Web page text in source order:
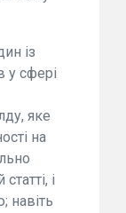
із
у сфері
яке
на
і
навіть